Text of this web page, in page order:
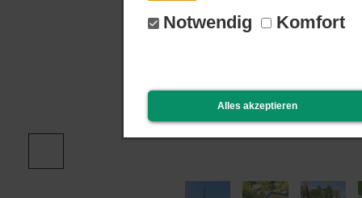
Notwendig Komfort
Alles akzeptieren